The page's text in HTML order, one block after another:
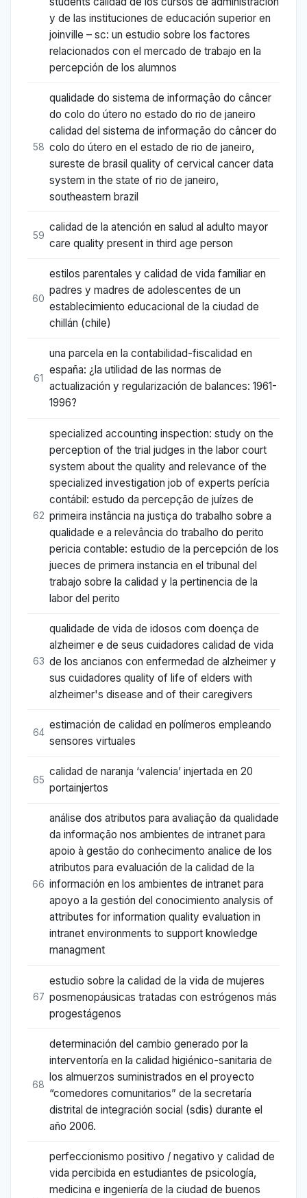
y de las instituciones de educación superior en
joinville – sc: un estudio sobre los factores
relacionados con el mercado de trabajo en la
percepción de los alumnos
58
qualidade do sistema de informação do câncer
do colo do útero no estado do rio de janeiro
calidad del sistema de informação do câncer do
colo do útero en el estado de rio de janeiro,
sureste de brasil quality of cervical cancer data
system in the state of rio de janeiro,
southeastern brazil
59
calidad de la atención en salud al adulto mayor
care quality present in third age person
60
estilos parentales y calidad de vida familiar en
padres y madres de adolescentes de un
establecimiento educacional de la ciudad de
chillán (chile)
61
una parcela en la contabilidad-fiscalidad en
españa: ¿la utilidad de las normas de
actualización y regularización de balances: 1961-
1996?
62
specialized accounting inspection: study on the
perception of the trial judges in the labor court
system about the quality and relevance of the
specialized investigation job of experts perícia
contábil: estudo da percepção de juízes de
primeira instância na justiça do trabalho sobre a
qualidade e a relevância do trabalho do perito
pericia contable: estudio de la percepción de los
jueces de primera instancia en el tribunal del
trabajo sobre la calidad y la pertinencia de la
labor del perito
63
qualidade de vida de idosos com doença de
alzheimer e de seus cuidadores calidad de vida
de los ancianos con enfermedad de alzheimer y
sus cuidadores quality of life of elders with
alzheimer's disease and of their caregivers
64
estimación de calidad en polímeros empleando
sensores virtuales
65
calidad de naranja ‘valencia’ injertada en 20
portainjertos
66
análise dos atributos para avaliação da qualidade
da informação nos ambientes de intranet para
apoio à gestão do conhecimento analice de los
atributos para evaluación de la calidad de la
información en los ambientes de intranet para
apoyo a la gestión del conocimiento analysis of
attributes for information quality evaluation in
intranet environments to support knowledge
managment
67
estudio sobre la calidad de la vida de mujeres
posmenopáusicas tratadas con estrógenos más
progestágenos
68
determinación del cambio generado por la
interventoría en la calidad higiénico-sanitaria de
los almuerzos suministrados en el proyecto
“comedores comunitarios” de la secretaría
distrital de integración social (sdis) durante el
año 2006.
perfeccionismo positivo / negativo y calidad de
vida percibida en estudiantes de psicología,
medicina e ingeniería de la ciudad de buenos